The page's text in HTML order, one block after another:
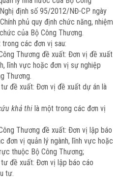
định số 95/2012/NĐ-CP ngày
phủ quy định chức năng, nhiệm
của Bộ Công Thương.
trong các đơn vị sau:
Thương đề xuất: Đơn vị đề xuất
lĩnh vực hoặc đơn vị sự nghiệp
Thương.
đề xuất: Đơn vị đề xuất dự án là
khả thi là một trong các đơn vị
Thương đề xuất: Đơn vị lập báo
đơn vị quản lý ngành, lĩnh vực hoặc
thuộc Bộ Công Thương;
đề xuất: Đơn vị lập báo cáo
tư.